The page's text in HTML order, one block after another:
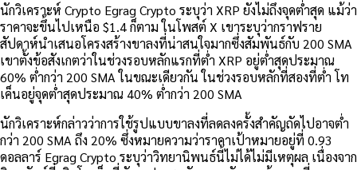
นักวิเคราะห์ Crypto Egrag Crypto ระบุว่า XRP ยังไม่ถึงจุดต่ำสุด แม้ว่า
ราคาจะขึ้นไปเหนือ $1.4 ก็ตาม ในโพสต์ X เขาระบุว่ากราฟราย
สัปดาห์นำเสนอโครงสร้างขาลงที่น่าสนใจมากซึ่งสัมพันธ์กับ 200 SMA
เขาตั้งข้อสังเกตว่าในช่วงรอบหลักแรกที่ต่ำ XRP อยู่ต่ำสุดประมาณ
60% ต่ำกว่า 200 SMA ในขณะเดียวกัน ในช่วงรอบหลักที่สองที่ต่ำ โท
เค็นอยู่จุดต่ำสุดประมาณ 40% ต่ำกว่า 200 SMA
นักวิเคราะห์กล่าวว่าการใช้รูปแบบขาลงที่ลดลงครั้งสำคัญถัดไปอาจต่ำ
กว่า 200 SMA ถึง 20% ซึ่งหมายความว่าราคาเป้าหมายอยู่ที่ 0.93
ดอลลาร์ Egrag Crypto ระบุว่าวิทยานิพนธ์นี้ไม่ได้ไม่มีเหตุผล เนื่องจาก